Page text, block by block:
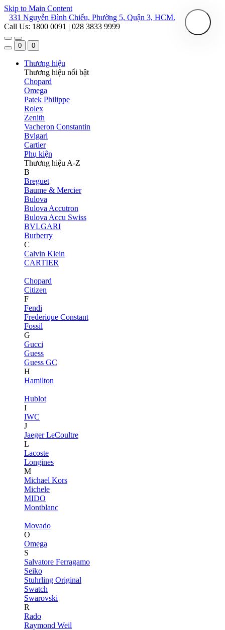
Skip to Main Content
331 Nguyễn Đình Chiểu, Phường 5, Quận 3, HCM.
Call Us: 1800 0091 | 028 3833 9999
0 0
Thương hiệu
Thương hiệu nổi bật
Chopard
Omega
Patek Philippe
Rolex
Zenith
Vacheron Constantin
Bvlgari
Cartier
Phụ kiện
Thương hiệu A-Z
B
Breguet
Baume & Mercier
Bulova
Bulova Accutron
Bulova Accu Swiss
BVLGARI
Burberry
C
Calvin Klein
CARTIER
Chopard
Citizen
F
Fendi
Frederique Constant
Fossil
G
Gucci
Guess
Guess GC
H
Hamilton
Hublot
I
IWC
J
Jaeger LeCoultre
L
Lacoste
Longines
M
Michael Kors
Michele
MIDO
Montblanc
Movado
O
Omega
S
Salvatore Ferragamo
Seiko
Stuhrling Original
Swatch
Swarovski
R
Rado
Raymond Weil